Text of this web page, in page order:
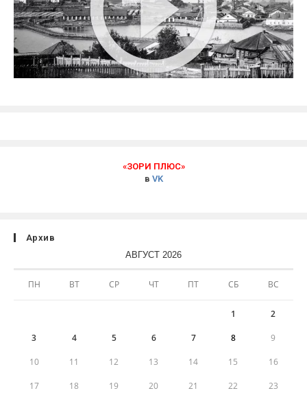
«ЗОРИ ПЛЮС»
в VK
Архив
АВГУСТ 2026
ПН ВТ СР ЧТ ПТ СБ ВС
1 2
3 4 5 6 7 8 9
10 11 12 13 14 15 16
17 18 19 20 21 22 23